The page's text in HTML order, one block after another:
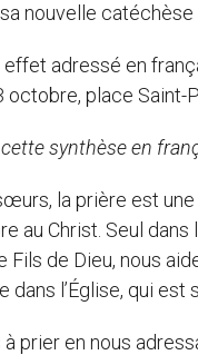
nouvelle
effet adressé en
octobre, place Saint-
synthèse en
la prière est
au Christ. Seul
Fils de Dieu, nous
dans l’Église, qui est
prier en nous